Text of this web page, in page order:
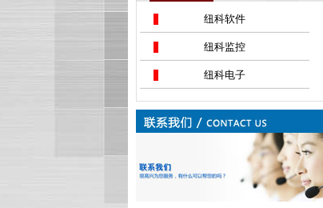
纽科软件
纽科监控
纽科电子